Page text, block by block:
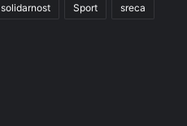
solidarnost Sport sreca